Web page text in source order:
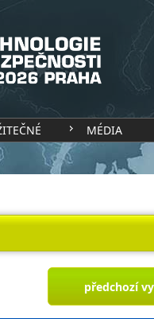
MÉDIA
předchozí